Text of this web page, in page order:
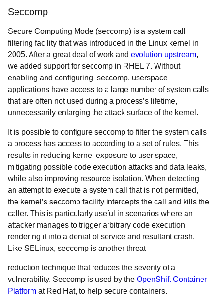
Seccomp
Secure Computing Mode (seccomp) is a system call
filtering facility that was introduced in the Linux kernel in
2005. After a great deal of work and evolution upstream,
we added support for seccomp in RHEL 7. Without
enabling and configuring seccomp, userspace
applications have access to a large number of system calls
that are often not used during a process’s lifetime,
unnecessarily enlarging the attack surface of the kernel.
It is possible to configure seccomp to filter the system calls
a process has access to according to a set of rules. This
results in reducing kernel exposure to user space,
mitigating possible code execution attacks and data leaks,
while also improving resource isolation. When detecting
an attempt to execute a system call that is not permitted,
the kernel’s seccomp facility intercepts the call and kills the
caller. This is particularly useful in scenarios where an
attacker manages to trigger arbitrary code execution,
rendering it into a denial of service and resultant crash.
Like SELinux, seccomp is another threat
reduction technique that reduces the severity of a
vulnerability. Seccomp is used by the OpenShift Container
Platform at Red Hat, to help secure containers.